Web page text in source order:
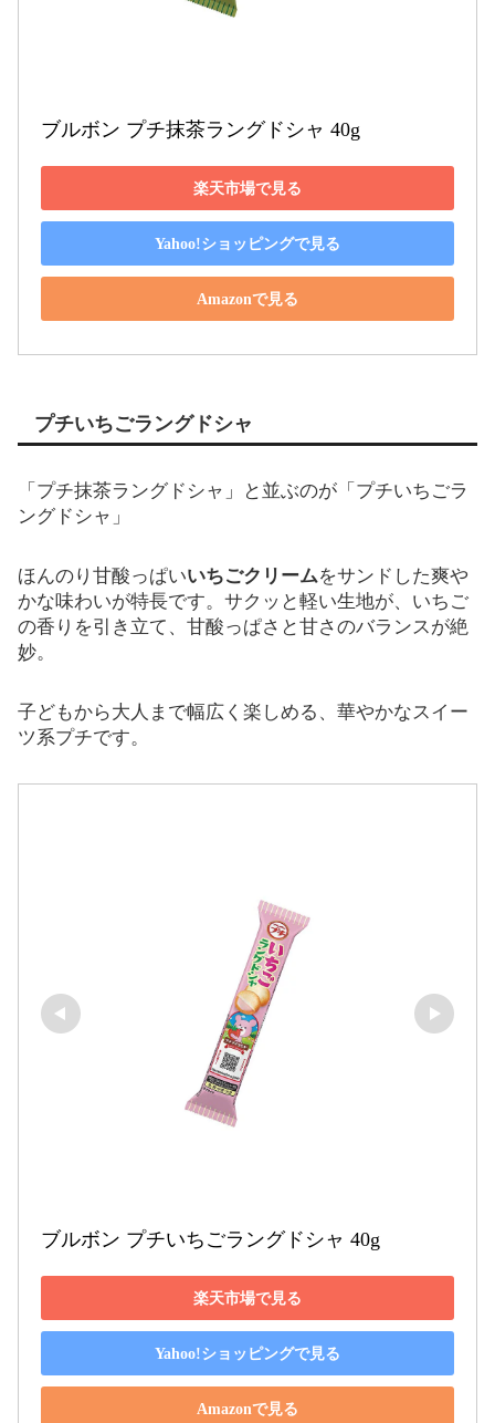
ブルボン プチ抹茶ラングドシャ 40g
楽天市場で見る
Yahoo!ショッピングで見る
Amazonで見る
プチいちごラングドシャ
「プチ抹茶ラングドシャ」と並ぶのが「プチいちごラ
ングドシャ」
ほんのり甘酸っぱいいちごクリームをサンドした爽や
かな味わいが特長です。サクッと軽い生地が、いちご
の香りを引き立て、甘酸っぱさと甘さのバランスが絶
妙。
子どもから大人まで幅広く楽しめる、華やかなスイー
ツ系プチです。
ブルボン プチいちごラングドシャ 40g
楽天市場で見る
Yahoo!ショッピングで見る
Amazonで見る